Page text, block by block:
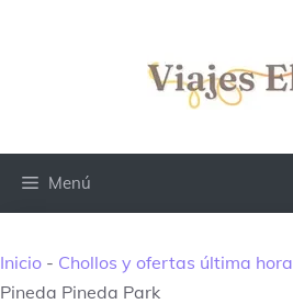
Menú
Inicio - Chollos y ofertas última hora
Pineda Pineda Park